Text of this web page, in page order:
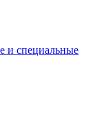
и специальные